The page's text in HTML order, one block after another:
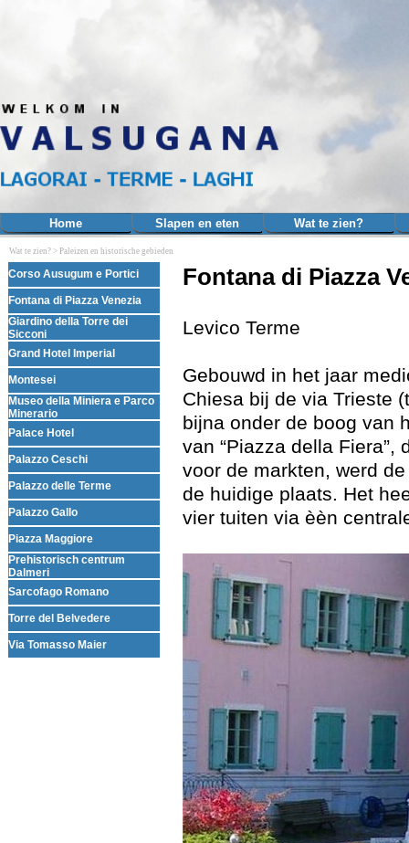
Home Slapen en eten ▼
Wat te zien?
Wat te zien? >Paleizen en historische gebieden
Menu overslaan
Corso Ausugum e Portici
Fontana di Piazza Venezia
Giardino della Torre dei
Sicconi
Grand Hotel Imperial
Montesei
Museo della Miniera e Parco
Minerario
Palace Hotel
Palazzo Ceschi
Palazzo delle Terme
Palazzo Gallo
Piazza Maggiore
Prehistorisch centrum
Dalmeri
Sarcofago Romano
Torre del Belvedere
Via Tomasso Maier
Fontana di Piazza
Levico Terme
Gebouwd in het jaar
Chiesa bij de via Trieste
bijna onder de boog van
van “Piazza della
voor de markten, werd
de huidige plaats. Het
vier tuiten via èèn